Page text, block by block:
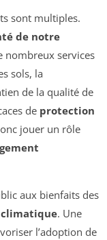
sont multiples.
de notre
nombreux services
sols, la
de la qualité de
de protection
jouer un rôle
aux bienfaits des
. Une
l’adoption de